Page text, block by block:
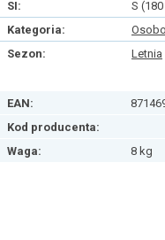
SI:
S
Kategoria:
Sezon:
Letnia
EAN:
Kod producenta:
Waga:
8 kg